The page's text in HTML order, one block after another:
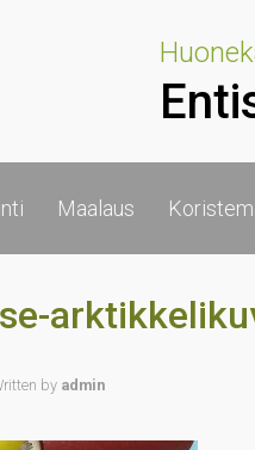
Maalaus
by admin